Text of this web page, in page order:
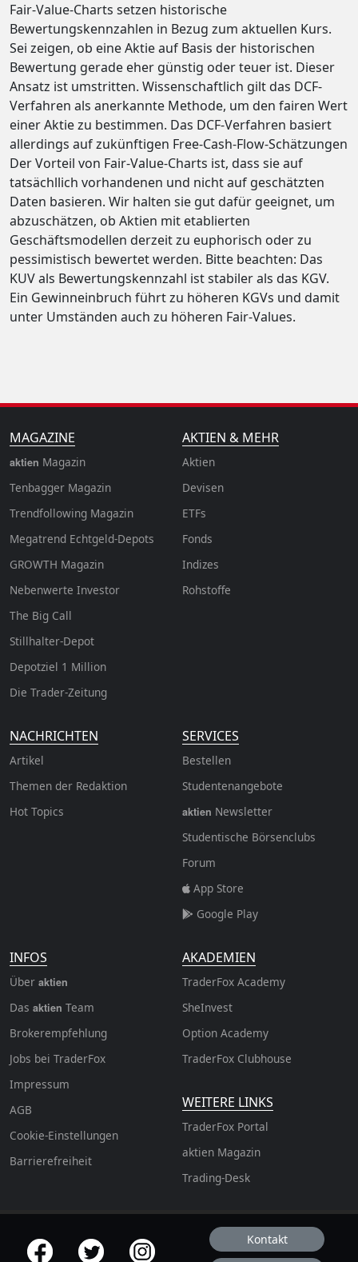
Fair-Value-Charts setzen historische
Bewertungskennzahlen in Bezug zum aktuellen Kurs.
Sei zeigen, ob eine Aktie auf Basis der historischen
Bewertung gerade eher günstig oder teuer ist. Dieser
Ansatz ist umstritten. Wissenschaftlich gilt das DCF-
Verfahren als anerkannte Methode, um den fairen Wert
einer Aktie zu bestimmen. Das DCF-Verfahren basiert
allerdings auf zukünftigen Free-Cash-Flow-Schätzungen
Der Vorteil von Fair-Value-Charts ist, dass sie auf
tatsächllich vorhandenen und nicht auf geschätzten
Daten basieren. Wir halten sie gut dafür geeignet, um
abzuschätzen, ob Aktien mit etablierten
Geschäftsmodellen derzeit zu euphorisch oder zu
pessimistisch bewertet werden. Bitte beachten: Das
KUV als Bewertungskennzahl ist stabiler als das KGV.
Ein Gewinneinbruch führt zu höheren KGVs und damit
unter Umständen auch zu höheren Fair-Values.
MAGAZINE
aktien Magazin
Tenbagger Magazin
Trendfollowing Magazin
Megatrend Echtgeld-Depots
GROWTH Magazin
Nebenwerte Investor
The Big Call
Stillhalter-Depot
Depotziel 1 Million
Die Trader-Zeitung
AKTIEN & MEHR
Aktien
Devisen
ETFs
Fonds
Indizes
Rohstoffe
NACHRICHTEN
Artikel
Themen der Redaktion
Hot Topics
SERVICES
Bestellen
Studentenangebote
aktien Newsletter
Studentische Börsenclubs
Forum
App Store
Google Play
INFOS
Über aktien
Das aktien Team
Brokerempfehlung
Jobs bei TraderFox
Impressum
AGB
Cookie-Einstellungen
Barrierefreiheit
AKADEMIEN
TraderFox Academy
SheInvest
Option Academy
TraderFox Clubhouse
WEITERE LINKS
TraderFox Portal
aktien Magazin
Trading-Desk
offizielle Social Media-Accounts Kontakt